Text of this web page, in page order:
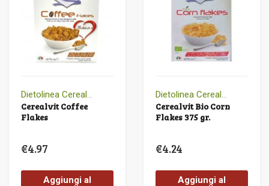
Dietolinea CerealVit
Cerealvit Coffee
Flakes
€4.97
Aggiungi al
Dietolinea CerealVit
Cerealvit Bio Corn
Flakes 375 gr.
€4.24
Aggiungi al